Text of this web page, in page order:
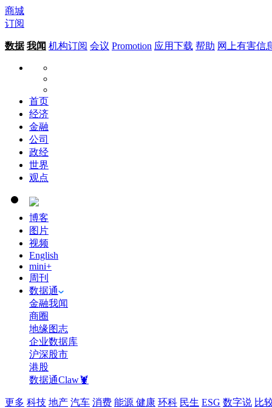
商城
订阅
数据 我闻 机构订阅 会议 Promotion 应用下载 帮助 网上有害信
首页
经济
金融
公司
政经
世界
观点
博客
图片
视频
English
mini+
周刊
数据通
金融我闻
商圈
地缘图志
企业数据库
沪深股市
港股
数据通Claw🦞
更多 科技 地产 汽车 消费 能源 健康 环科 民生 ESG 数字说 比